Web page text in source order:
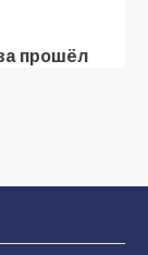
прошёл
работы